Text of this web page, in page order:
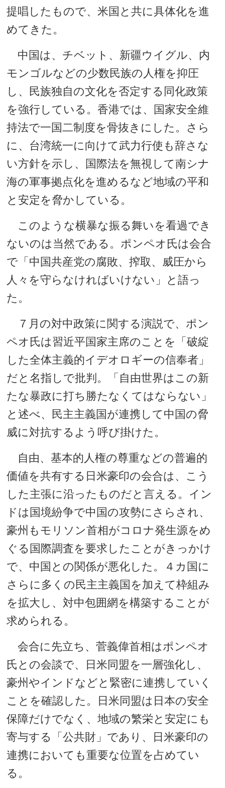
提唱したもので、米国と共に具体化を進
めてきた。
中国は、チベット、新疆ウイグル、内
モンゴルなどの少数民族の人権を抑圧
し、民族独自の文化を否定する同化政策
を強行している。香港では、国家安全維
持法で一国二制度を骨抜きにした。さら
に、台湾統一に向けて武力行使も辞さな
い方針を示し、国際法を無視して南シナ
海の軍事拠点化を進めるなど地域の平和
と安定を脅かしている。
このような横暴な振る舞いを看過でき
ないのは当然である。ポンペオ氏は会合
で「中国共産党の腐敗、搾取、威圧から
人々を守らなければいけない」と語っ
た。
７月の対中政策に関する演説で、ポン
ペオ氏は習近平国家主席のことを「破綻
した全体主義的イデオロギーの信奉者」
だと名指しで批判。「自由世界はこの新
たな暴政に打ち勝たなくてはならない」
と述べ、民主主義国が連携して中国の脅
威に対抗するよう呼び掛けた。
自由、基本的人権の尊重などの普遍的
価値を共有する日米豪印の会合は、こう
した主張に沿ったものだと言える。イン
ドは国境紛争で中国の攻勢にさらされ、
豪州もモリソン首相がコロナ発生源をめ
ぐる国際調査を要求したことがきっかけ
で、中国との関係が悪化した。４カ国に
さらに多くの民主主義国を加えて枠組み
を拡大し、対中包囲網を構築することが
求められる。
会合に先立ち、菅義偉首相はポンペオ
氏との会談で、日米同盟を一層強化し、
豪州やインドなどと緊密に連携していく
ことを確認した。日米同盟は日本の安全
保障だけでなく、地域の繁栄と安定にも
寄与する「公共財」であり、日米豪印の
連携においても重要な位置を占めてい
る。